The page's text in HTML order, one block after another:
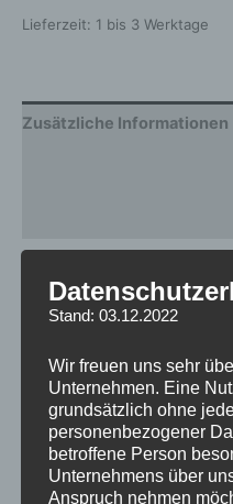
Lieferzeit: 1 bis 3 Werktage
Zusätzliche Informationen
Breite
Design
Durchmesser
ET
Fertigung
Stand: 03.12.2022
Wir freuen uns sehr
Unternehmen. Eine
grundsätzlich ohne
personenbezogener
betroffene Person
Unternehmens über
Anspruch nehmen